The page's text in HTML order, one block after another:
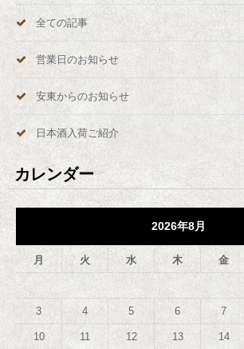
全ての記事
営業日のお知らせ
安東からのお知らせ
日本酒入荷ご紹介
カレンダー
2026年8月
月 火 水 木 金
3 4 5 6 7
10 11 12 13 14